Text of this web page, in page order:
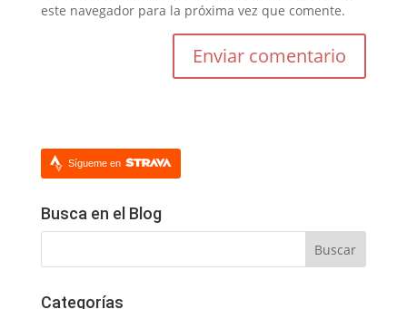
este navegador para la próxima vez que comente.
Sígueme en
Busca en el Blog
Categorías